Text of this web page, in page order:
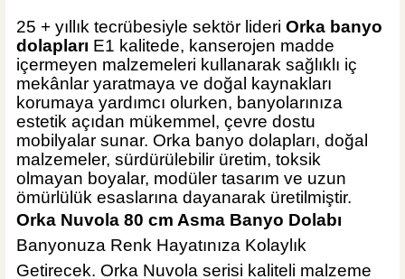
2.714,40 TL
1.630,00 TL
Sepete Ekle
ÜRÜN TÜKENDİ
Tema Banyo
Tema Pop-Up Krom Sifon Otomatiği
25 + yıllık tecrübesiyle sektör lideri Orka banyo
dolapları E1 kalitede, kanserojen madde
içermeyen malzemeleri kullanarak sağlıklı iç
mekânlar yaratmaya ve doğal kaynakları
korumaya yardımcı olurken, banyolarınıza
estetik açıdan mükemmel, çevre dostu
mobilyalar sunar. Orka banyo dolapları, doğal
malzemeler, sürdürülebilir üretim, toksik
olmayan boyalar, modüler tasarım ve uzun
ömürlülük esaslarına dayanarak üretilmiştir.
Orka Nuvola 80 cm Asma Banyo Dolabı
Banyonuza Renk Hayatınıza Kolaylık
Getirecek. Orka Nuvola serisi kaliteli malzeme